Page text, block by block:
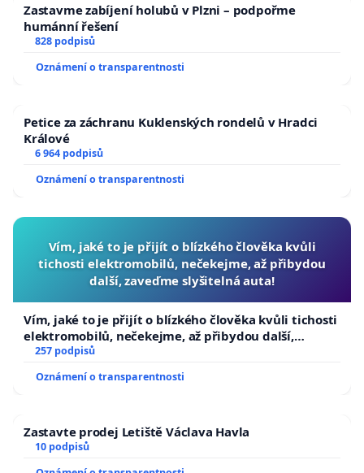
Zastavme zabíjení holubů v Plzni – podpořme
humánní řešení
828 podpisů
Oznámení o transparentnosti
Petice za záchranu Kuklenských rondelů v Hradci
Králové
6 964 podpisů
Oznámení o transparentnosti
Vím, jaké to je přijít o blízkého člověka kvůli
tichosti elektromobilů, nečekejme, až přibydou
další, zaveďme slyšitelná auta!
Vím, jaké to je přijít o blízkého člověka kvůli tichosti
elektromobilů, nečekejme, až přibydou další,
zaveďme slyšitelná auta!
257 podpisů
Oznámení o transparentnosti
Zastavte prodej Letiště Václava Havla
10 podpisů